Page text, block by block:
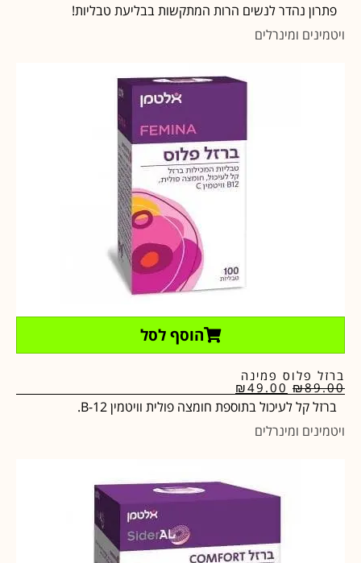
פתרון נהדר לנשים הרות המתקשות בבליעת טבליות!
ויטמינים ומינרלים
הוסף לסל
ברזל פלוס פמינה
₪89.00
₪49.00
ברזל קל לעיכול בתוספת חומצה פולית וויטמין B-12.
ויטמינים ומינרלים